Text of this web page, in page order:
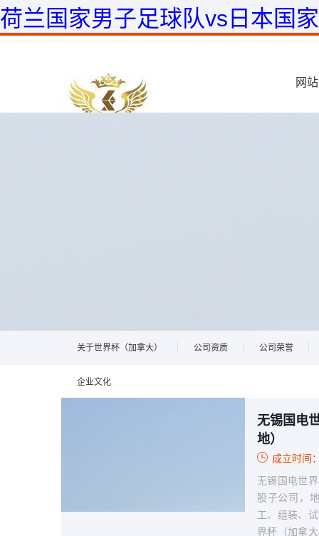
荷兰国家男子足球队vs日本国
网站
关于世界杯（加拿大） 公司资质 公司荣誉
企业文化
无锡国电
地）
成立时间
无锡国电世
股子公司，
工、组装、
界杯（加拿